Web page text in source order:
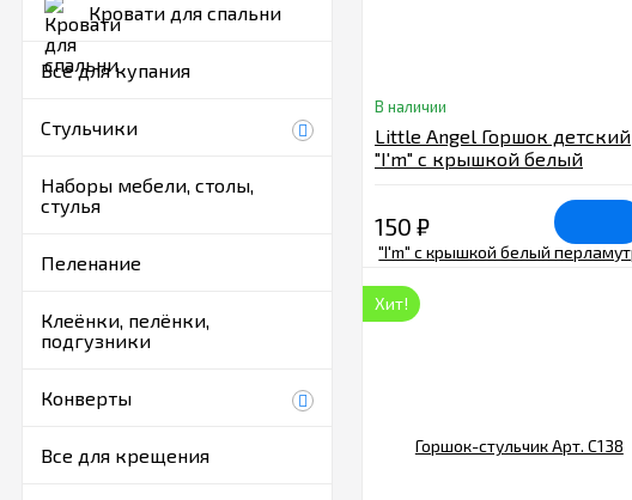
Кровати для спальни
Все для купания
Стульчики
Наборы мебели, столы,
стулья
Пеленание
Клеёнки, пелёнки,
подгузники
Конверты
Все для крещения
В наличии
Little Angel Горшок детский
"I'm" с крышкой белый
150 ₽
Хит!